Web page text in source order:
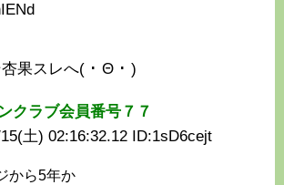
果スレへ( ･ Θ ･ )
クラブ会員番号７７
土) 02:16:32.12 ID:1sD6cejt
から5年か